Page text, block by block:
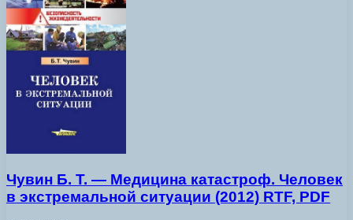
Чувин Б. Т. — Медицина катастроф. Человек
в экстремальной ситуации (2012) RTF, PDF